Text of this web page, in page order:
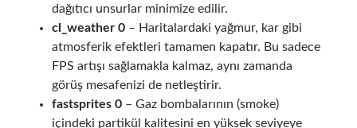
dağıtıcı unsurlar minimize edilir.
cl_weather 0– Haritalardaki yağmur, kar gibi
atmosferik efektleri tamamen kapatır. Bu sadece
FPS artışı sağlamakla kalmaz, aynı zamanda
görüş mesafenizi de netleştirir.
fastsprites 0– Gaz bombalarının (smoke)
içindeki partikül kalitesini en yüksek seviyeye